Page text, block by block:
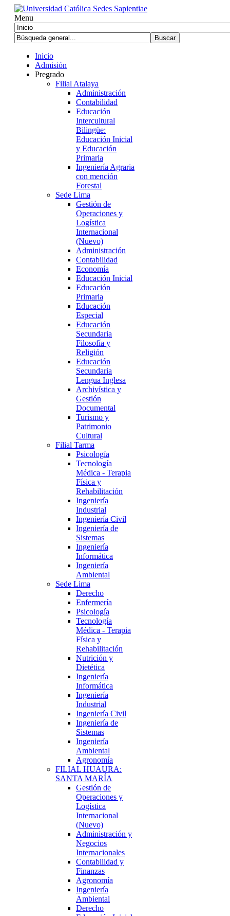
Menu
Inicio
Admisión
Pregrado
Filial Atalaya
Administración
Contabilidad
Educación
Intercultural
Bilingüe:
Educación Inicial
y Educación
Primaria
Ingeniería Agraria
con mención
Forestal
Sede Lima
Gestión de
Operaciones y
Logística
Internacional
(Nuevo)
Administración
Contabilidad
Economía
Educación Inicial
Educación
Primaria
Educación
Especial
Educación
Secundaria
Filosofía y
Religión
Educación
Secundaria
Lengua Inglesa
Archivística y
Gestión
Documental
Turismo y
Patrimonio
Cultural
Filial Tarma
Psicología
Tecnología
Médica - Terapia
Física y
Rehabilitación
Ingeniería
Industrial
Ingeniería Civil
Ingeniería de
Sistemas
Ingeniería
Informática
Ingeniería
Ambiental
Sede Lima
Derecho
Enfermería
Psicología
Tecnología
Médica - Terapia
Física y
Rehabilitación
Nutrición y
Dietética
Ingeniería
Informática
Ingeniería
Industrial
Ingeniería Civil
Ingeniería de
Sistemas
Ingeniería
Ambiental
Agronomía
FILIAL HUAURA:
SANTA MARÍA
Gestión de
Operaciones y
Logística
Internacional
(Nuevo)
Administración y
Negocios
Internacionales
Contabilidad y
Finanzas
Agronomía
Ingeniería
Ambiental
Derecho